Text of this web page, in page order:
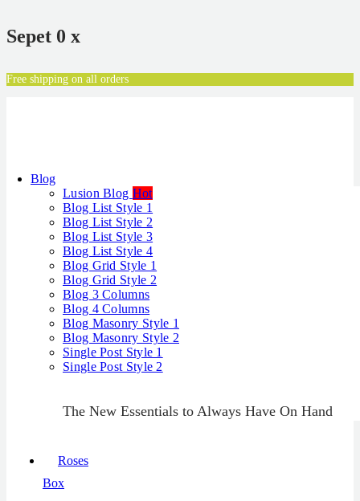
Sepet 0 x
Free shipping on all orders
Blog
Lusion Blog Hot
Blog List Style 1
Blog List Style 2
Blog List Style 3
Blog List Style 4
Blog Grid Style 1
Blog Grid Style 2
Blog 3 Columns
Blog 4 Columns
Blog Masonry Style 1
Blog Masonry Style 2
Single Post Style 1
Single Post Style 2
The New Essentials to Always Have On Hand
Roses
Box